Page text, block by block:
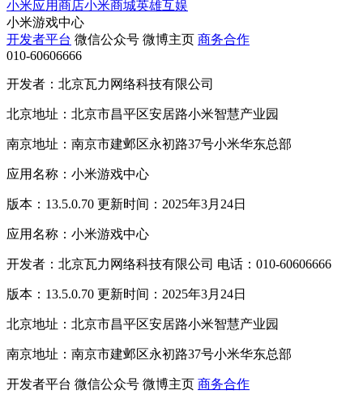
小米应用商店小米商城英雄互娱
小米游戏中心
开发者平台 微信公众号 微博主页 商务合作
010-60606666
开发者：北京瓦力网络科技有限公司
北京地址：北京市昌平区安居路小米智慧产业园
南京地址：南京市建邺区永初路37号小米华东总部
应用名称：小米游戏中心
版本：13.5.0.70 更新时间：2025年3月24日
应用名称：小米游戏中心
开发者：北京瓦力网络科技有限公司 电话：010-60606666
版本：13.5.0.70 更新时间：2025年3月24日
北京地址：北京市昌平区安居路小米智慧产业园
南京地址：南京市建邺区永初路37号小米华东总部
开发者平台 微信公众号 微博主页 商务合作